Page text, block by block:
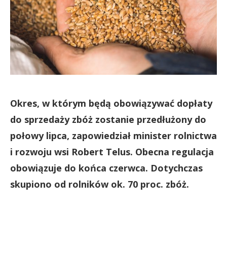
Okres, w którym będą obowiązywać dopłaty
do sprzedaży zbóż zostanie przedłużony do
połowy lipca, zapowiedział minister rolnictwa
i rozwoju wsi Robert Telus. Obecna regulacja
obowiązuje do końca czerwca. Dotychczas
skupiono od rolników ok. 70 proc. zbóż.